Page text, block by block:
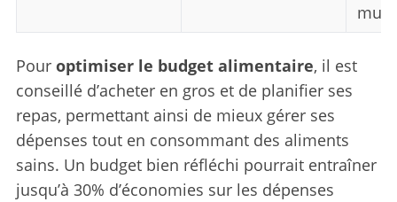
Pour optimiser le budget alimentaire, il est
conseillé d’acheter en gros et de planifier ses
repas, permettant ainsi de mieux gérer ses
dépenses tout en consommant des aliments
sains. Un budget bien réfléchi pourrait entraîner
jusqu’à 30% d’économies sur les dépenses